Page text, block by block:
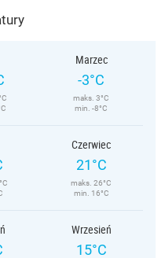
Marzec
-3°C
maks. 3°C
min. -8°C
Czerwiec
21°C
maks. 26°C
min. 16°C
Wrzesień
15°C